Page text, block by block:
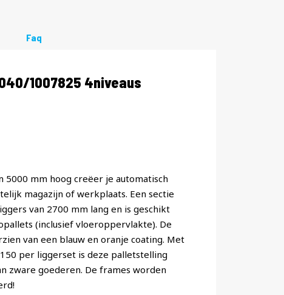
1007825 4niveaus
5000 mm hoog creëer je automatisch
magazijn of werkplaats. Een sectie
van 2700 mm lang en is geschikt
(inclusief vloeroppervlakte). De
van een blauw en oranje coating. Met
per liggerset is deze palletstelling
zware goederen. De frames worden
Faq